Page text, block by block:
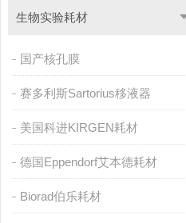
生物实验耗材
国产核孔膜
赛多利斯Sartorius移液器
美国科进KIRGEN耗材
德国Eppendorf艾本德耗材
Biorad伯乐耗材